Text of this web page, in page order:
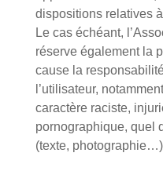
dispositions relatives
Le cas échéant,
réserve également la
cause la
l’utilisateur,
caractère raciste,
pornographique, quel
(texte,